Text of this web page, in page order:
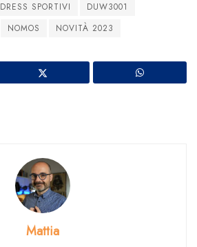
DRESS SPORTIVI
DUW3001
NOMOS NOVITÀ 2023
Mattia